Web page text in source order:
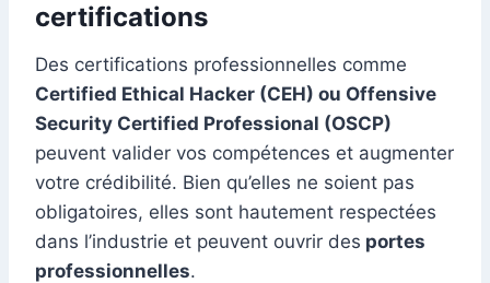
certifications
Des certifications professionnelles comme
Certified Ethical Hacker (CEH) ou Offensive
Security Certified Professional (OSCP)
peuvent valider vos compétences et augmenter
votre crédibilité. Bien qu’elles ne soient pas
obligatoires, elles sont hautement respectées
dans l’industrie et peuvent ouvrir des portes
professionnelles.